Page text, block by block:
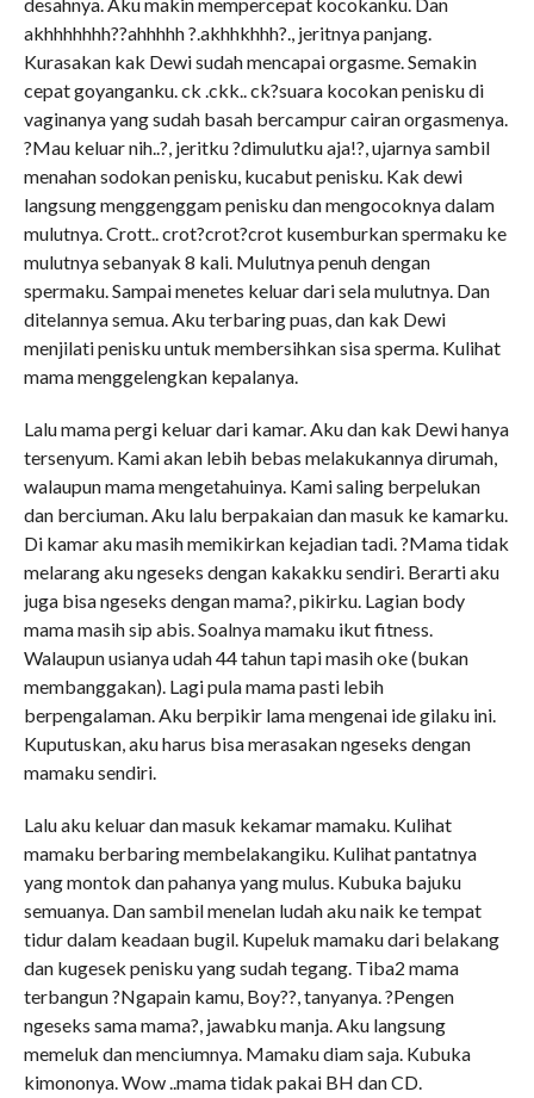
akhhhhhhh??ahhhhh ?.akhhkhhh?., jeritnya panjang.
Kurasakan kak Dewi sudah mencapai orgasme. Semakin
cepat goyanganku. ck .ckk.. ck?suara kocokan penisku di
vaginanya yang sudah basah bercampur cairan orgasmenya.
?Mau keluar nih..?, jeritku ?dimulutku aja!?, ujarnya sambil
menahan sodokan penisku, kucabut penisku. Kak dewi
langsung menggenggam penisku dan mengocoknya dalam
mulutnya. Crott.. crot?crot?crot kusemburkan spermaku ke
mulutnya sebanyak 8 kali. Mulutnya penuh dengan
spermaku. Sampai menetes keluar dari sela mulutnya. Dan
ditelannya semua. Aku terbaring puas, dan kak Dewi
menjilati penisku untuk membersihkan sisa sperma. Kulihat
mama menggelengkan kepalanya.
Lalu mama pergi keluar dari kamar. Aku dan kak Dewi hanya
tersenyum. Kami akan lebih bebas melakukannya dirumah,
walaupun mama mengetahuinya. Kami saling berpelukan
dan berciuman. Aku lalu berpakaian dan masuk ke kamarku.
Di kamar aku masih memikirkan kejadian tadi. ?Mama tidak
melarang aku ngeseks dengan kakakku sendiri. Berarti aku
juga bisa ngeseks dengan mama?, pikirku. Lagian body
mama masih sip abis. Soalnya mamaku ikut fitness.
Walaupun usianya udah 44 tahun tapi masih oke (bukan
membanggakan). Lagi pula mama pasti lebih
berpengalaman. Aku berpikir lama mengenai ide gilaku ini.
Kuputuskan, aku harus bisa merasakan ngeseks dengan
mamaku sendiri.
Lalu aku keluar dan masuk kekamar mamaku. Kulihat
mamaku berbaring membelakangiku. Kulihat pantatnya
yang montok dan pahanya yang mulus. Kubuka bajuku
semuanya. Dan sambil menelan ludah aku naik ke tempat
tidur dalam keadaan bugil. Kupeluk mamaku dari belakang
dan kugesek penisku yang sudah tegang. Tiba2 mama
terbangun ?Ngapain kamu, Boy??, tanyanya. ?Pengen
ngeseks sama mama?, jawabku manja. Aku langsung
memeluk dan menciumnya. Mamaku diam saja. Kubuka
kimononya. Wow ..mama tidak pakai BH dan CD.